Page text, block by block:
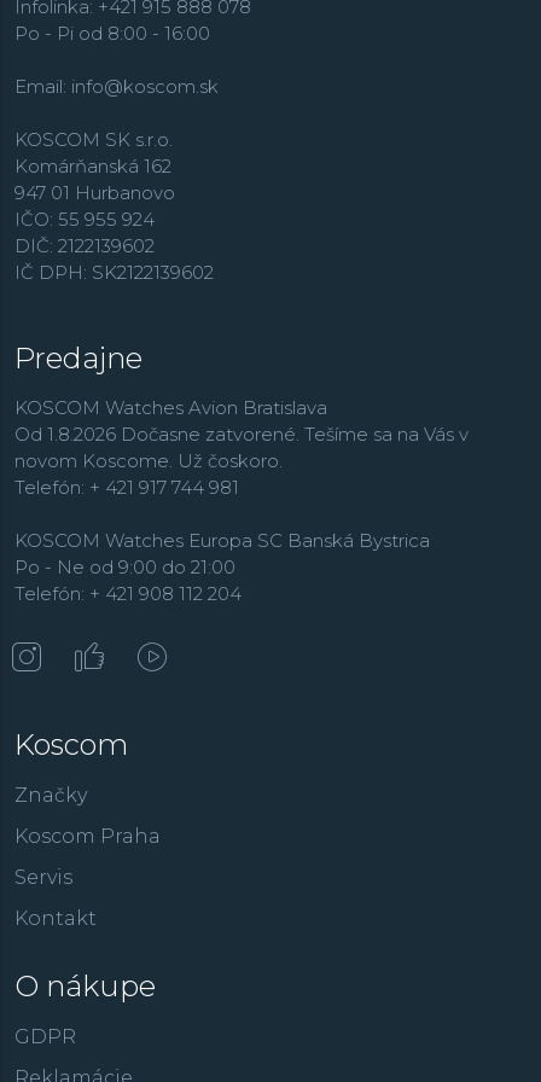
hodinárskom priemysle.
Infolinka: +421 915 888 078
Po - Pi od 8:00 - 16:00
Email: info@koscom.sk
KOSCOM SK s.r.o.
Komárňanská 162
947 01 Hurbanovo
IČO: 55 955 924
DIČ: 2122139602
IČ DPH: SK2122139602
Predajne
KOSCOM Watches Avion Bratislava
Od 1.8.2026 Dočasne zatvorené. Tešíme sa na Vás v
novom Koscome. Už čoskoro.
Telefón: + 421 917 744 981
KOSCOM Watches Europa SC Banská Bystrica
Po - Ne od 9:00 do 21:00
Telefón: + 421 908 112 204
Koscom
Značky
Koscom Praha
Servis
Kontakt
O nákupe
GDPR